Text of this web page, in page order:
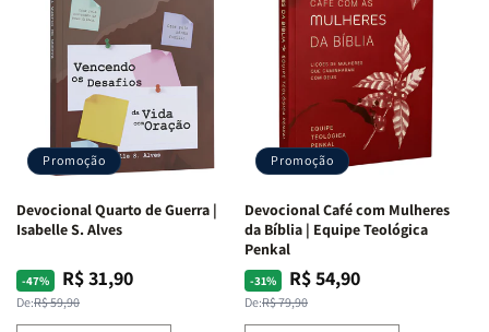
Promoção
Devocional Quarto de Guerra |
Isabelle S. Alves
-47%
Preço
normal
De:R$ 59,90
Preço
promocional
R$ 31,90
Promoção
Devocional Café com Mulheres
da Bíblia | Equipe Teológica
Penkal
-31%
Preço
normal
De:R$ 79,90
Preço
promocional
R$ 54,90